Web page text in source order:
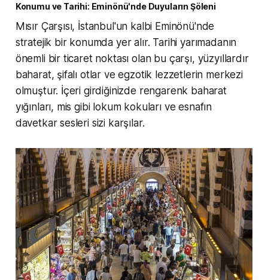
Konumu ve Tarihi: Eminönü'nde Duyuların Şöleni
Mısır Çarşısı, İstanbul'un kalbi Eminönü'nde
stratejik bir konumda yer alır. Tarihi yarımadanın
önemli bir ticaret noktası olan bu çarşı, yüzyıllardır
baharat, şifalı otlar ve egzotik lezzetlerin merkezi
olmuştur. İçeri girdiğinizde rengarenk baharat
yığınları, mis gibi lokum kokuları ve esnafın
davetkar sesleri sizi karşılar.